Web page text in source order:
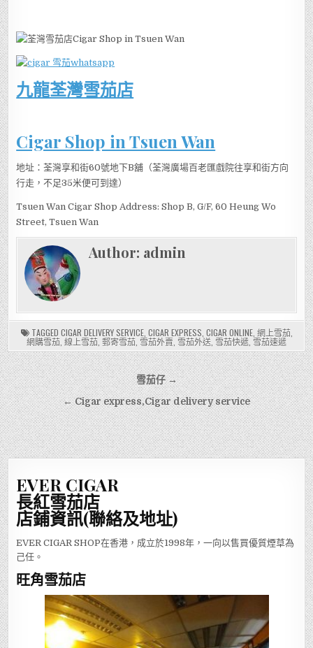
九龍荃灣雪茄店
Cigar Shop in Tsuen Wan
地址：荃灣享和街60號地下B舖（荃灣廣場百老匯戲院往享和街方向
行走，不足35米便可到達）
Tsuen Wan Cigar Shop Address: Shop B, G/F, 60 Heung Wo
Street, Tsuen Wan
Author: admin
TAGGED CIGAR DELIVERY SERVICE, CIGAR EXPRESS CIGAR ONLINE, 網上雪茄,
網購雪茄 線上雪茄 郵寄雪茄 雪茄外賣 雪茄外送 雪茄快遞 雪茄速遞
文
章
導
覽
雪茄仔 →
← Cigar express,Cigar delivery service
EVER CIGAR
長紅雪茄店
店鋪資訊(聯絡及地址)
EVER CIGAR SHOP在香港，成立於1998年，一向以售買優質煙草為
己任。
旺角雪茄店